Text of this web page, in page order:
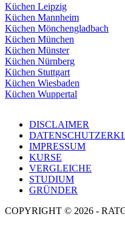
Küchen Leipzig
Küchen Mannheim
Küchen Mönchengladbach
Küchen München
Küchen Münster
Küchen Nürnberg
Küchen Stuttgart
Küchen Wiesbaden
Küchen Wuppertal
DISCLAIMER
IMPRESSUM
KURSE
VERGLEICHE
STUDIUM
GRÜNDER
COPYRIGHT © 2026 -